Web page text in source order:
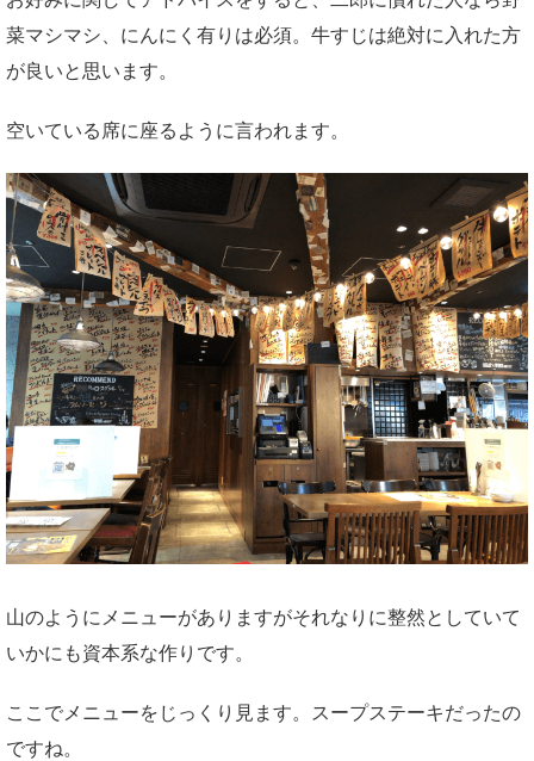
菜マシマシ、にんにく有りは必須。牛すじは絶対に入れた方
が良いと思います。
空いている席に座るように言われます。
山のようにメニューがありますがそれなりに整然としていて
いかにも資本系な作りです。
ここでメニューをじっくり見ます。スープステーキだったの
ですね。